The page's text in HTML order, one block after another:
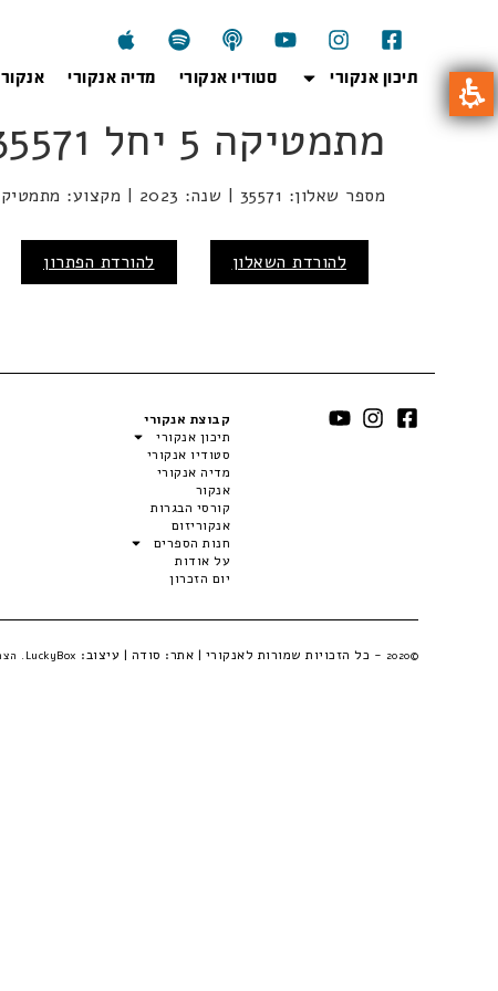
תיכון אנקורי סטודיו אנקורי מדיה אנקורי אנקור
מתמטיקה 5 יחל 35571 2023
מספר שאלון: 35571 | שנה: 2023 | מקצוע: מתמטיקה | מועד: חורף
להורדת השאלון להורדת הפתרון
קבוצת אנקורי
תיכון אנקורי
סטודיו אנקורי
מדיה אנקורי
אנקור
קורסי הבגרות
אנקוריזום
חנות הספרים
על אודות
יום הזכרון
©2020 - כל הזכויות שמורות לאנקורי | אתר: סודה | עיצוב: LuckyBox. הצהרת פרטיות